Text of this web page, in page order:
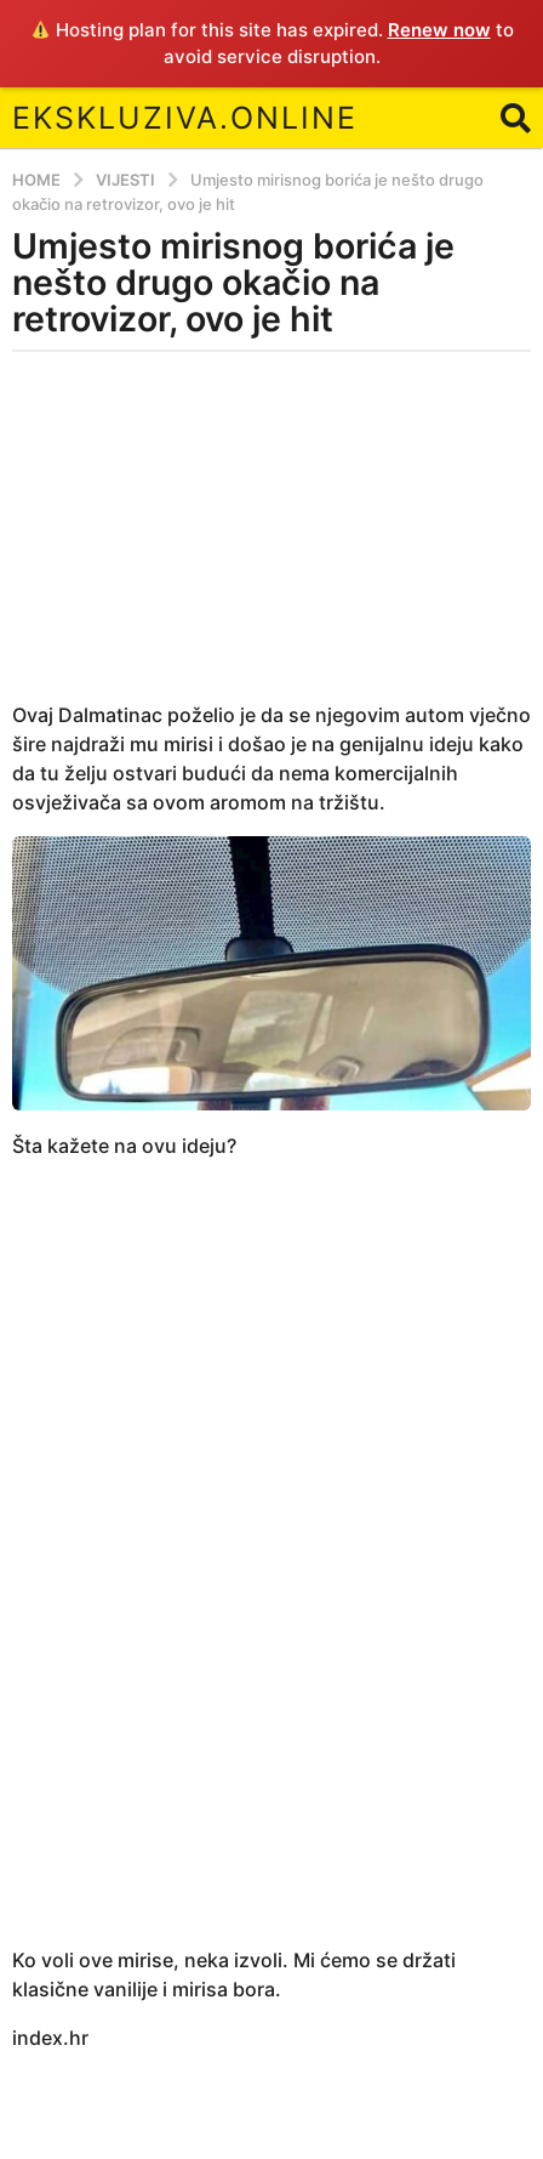
Hosting plan for this site has expired. Renew now to
avoid service disruption.
EKSKLUZIVA.ONLINE
HOME VIJESTI
Umjesto mirisnog borića je nešto drugo
okačio na retrovizor, ovo je hit
5
y
e
a
g
o
Umjesto mirisnog borića je
nešto drugo okačio na
retrovizor, ovo je hit
Ovaj Dalmatinac poželio je da se njegovim autom vječno
šire najdraži mu mirisi i došao je na genijalnu ideju kako
da tu želju ostvari budući da nema komercijalnih
osvježivača sa ovom aromom na tržištu.
Šta kažete na ovu ideju?
Ko voli ove mirise, neka izvoli. Mi ćemo se držati
klasične vanilije i mirisa bora.
index.hr